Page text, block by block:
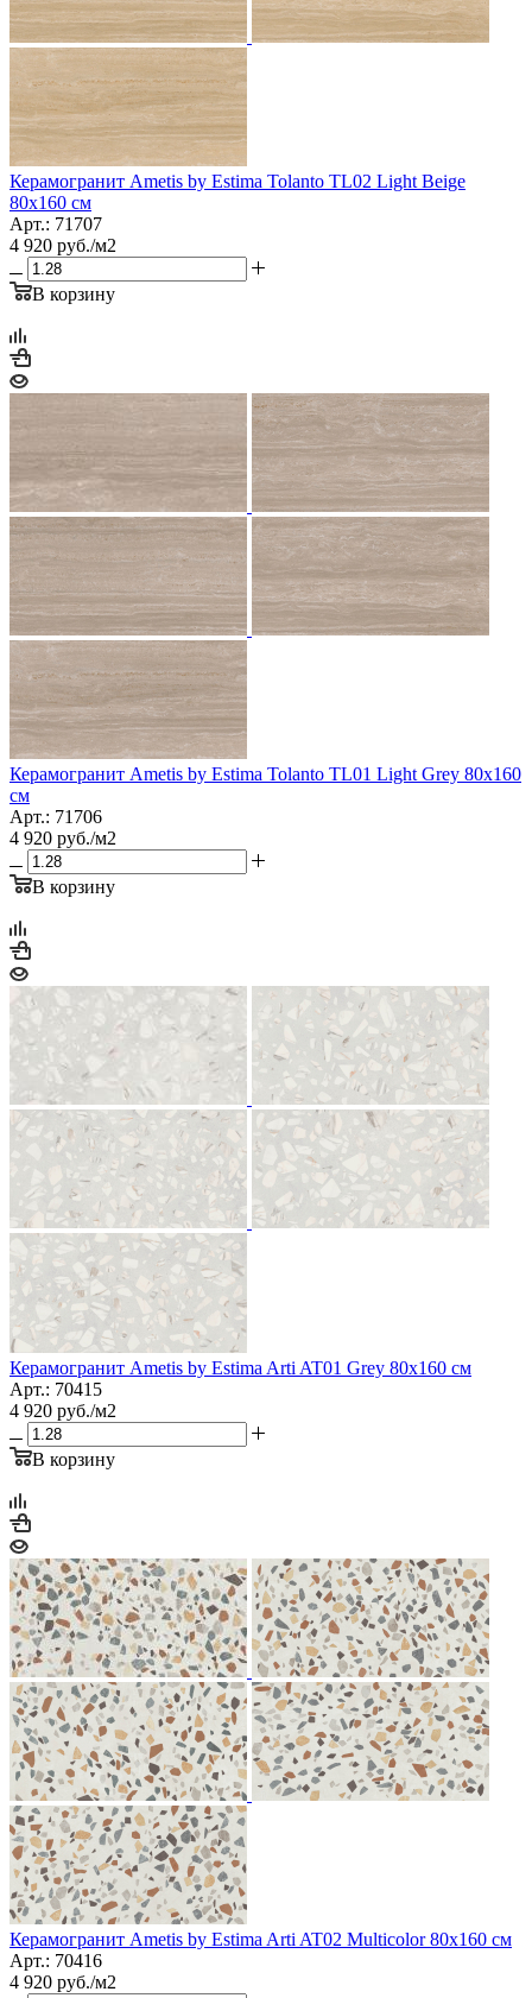
Керамогранит Ametis by Estima Tolanto TL02 Light Beige
80x160 см
Арт.: 71707
4 920 руб./м2
В корзину
Керамогранит Ametis by Estima Tolanto TL01 Light Grey 80x160
см
Арт.: 71706
4 920 руб./м2
В корзину
Керамогранит Ametis by Estima Arti AT01 Grey 80x160 см
Арт.: 70415
4 920 руб./м2
В корзину
Керамогранит Ametis by Estima Arti AT02 Multicolor 80x160 см
Арт.: 70416
4 920 руб./м2